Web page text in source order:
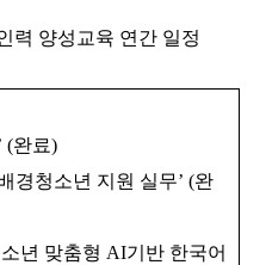
력 양성교육 연간 일정
(완료)
경청소년 지원 실무’ (완
년 맞춤형 AI기반 한국어